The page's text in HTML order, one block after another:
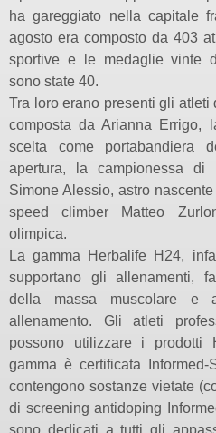
ha gareggiato nella capitale
agosto era composto da 403
sportive e le medaglie vinte
sono state 40.
Tra loro erano presenti gli
composta da Arianna Errigo,
scelta come portabandiera
apertura, la campionessa di
Simone Alessio, astro
speed climber Matteo
olimpica.
La gamma Herbalife H24,
supportano gli allenamenti,
della massa muscolare e
allenamento. Gli atleti
possono utilizzare i prodotti
gamma è certificata
contengono sostanze vietate
di screening antidoping
sono dedicati a tutti gli